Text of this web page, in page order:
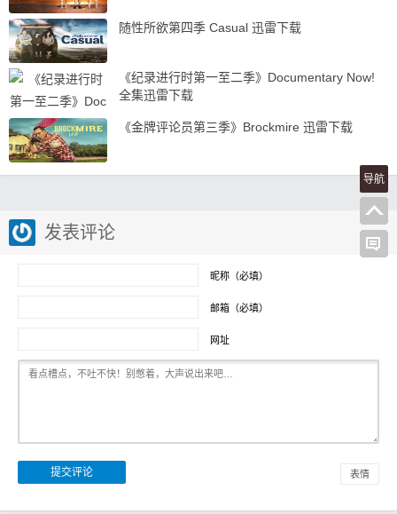
随性所欲第四季 Casual 迅雷下载
《纪录进行时第一至二季》Documentary Now!
全集迅雷下载
《金牌评论员第三季》Brockmire 迅雷下载
发表评论
昵称（必填）
邮箱（必填）
网址
表情
导航